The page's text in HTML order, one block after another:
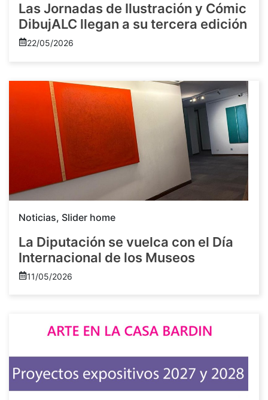
Las Jornadas de Ilustración y Cómic
DibujALC llegan a su tercera edición
22/05/2026
Noticias, Slider home
La Diputación se vuelca con el Día
Internacional de los Museos
11/05/2026